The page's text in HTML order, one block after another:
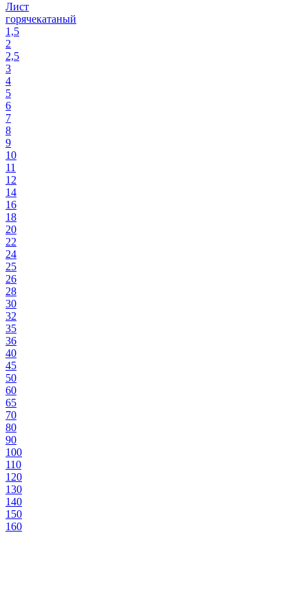
Лист
горячекатаный
1,5
2
2,5
3
4
5
6
7
8
9
10
11
12
14
16
18
20
22
24
25
26
28
30
32
35
36
40
45
50
60
65
70
80
90
100
110
120
130
140
150
160